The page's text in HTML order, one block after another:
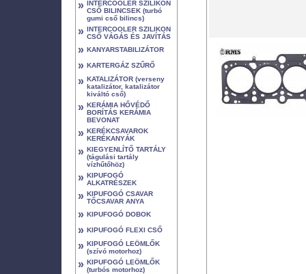
» INTERCOOLER SZILIKON
CSŐ BILINCSEK (turbó
gumi cső bilincs)
» INTERCOOLER SZILIKON
CSŐ VÁGÁS ÉS JAVÍTÁS
» KANYARSTABILIZÁTOR
» KARTERGÁZ SZŰRŐ
» KATALIZÁTOR (verseny
katalizátor, katalizátor
kiváltó cső)
» KERÁMIA HŐVÉDŐ
BORÍTÁS KERÁMIA
BEVONAT
» KERÉKCSAVAROK
KERÉKANYÁK
» KIEGYENLÍTŐ TARTÁLY
(tágulási tartály
vízhűtőhöz)
» KIPUFOGÓ
ALKATRÉSZEK
» KIPUFOGÓ CSAVAR
TŐCSAVAR ANYA
» KIPUFOGÓ DOBOK
» KIPUFOGÓ FLEXI CSŐ
» KIPUFOGÓ LEÖMLŐK
(szívó motorhoz)
» KIPUFOGÓ LEÖMLŐK
(turbós motorhoz)